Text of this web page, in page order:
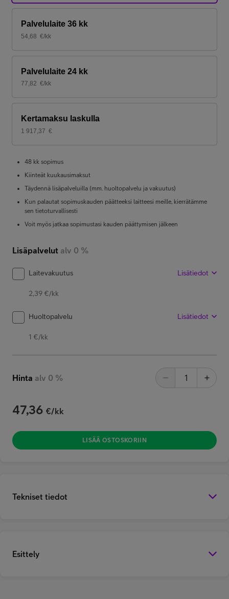
Palvelulaite 36 kk
54,68 €/kk
Palvelulaite 24 kk
77,82 €/kk
Kertamaksu laskulla
1 917,37 €
48 kk sopimus
Kiinteät kuukausimaksut
Täydennä lisäpalveluilla (mm. huoltopalvelu ja vakuutus)
Kun palautat sopimuskauden päätteeksi laitteesi meille, kierrätämme
sen tietoturvallisesti
Voit myös jatkaa sopimustasi kauden päättymisen jälkeen
Lisäpalvelut alv 0 %
Laitevakuutus Lisätiedot
2,39 €/kk
Huoltopalvelu Lisätiedot
1 €/kk
Hinta alv 0 %
47,36 €/kk
LISÄÄ OSTOSKORIIN
Tekniset tiedot
Esittely